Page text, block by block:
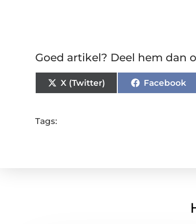
Goed artikel? Deel hem dan
X (Twitter) Facebook
Tags: